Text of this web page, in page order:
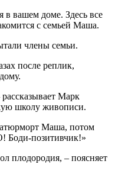
в вашем доме. Здесь все
с семьей Маша.
члены семьи.
после реплик,
Марк
школу живописи.
Маша, потом
Боди-позитивчик!»
плодородия, – поясняет